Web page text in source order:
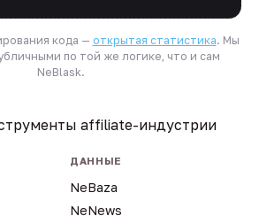
кода — открытая статистика. Мы
по той же логике, что и сам
NeBlask.
affiliate-индустрии
ДАННЫЕ
NeBaza
NeNews